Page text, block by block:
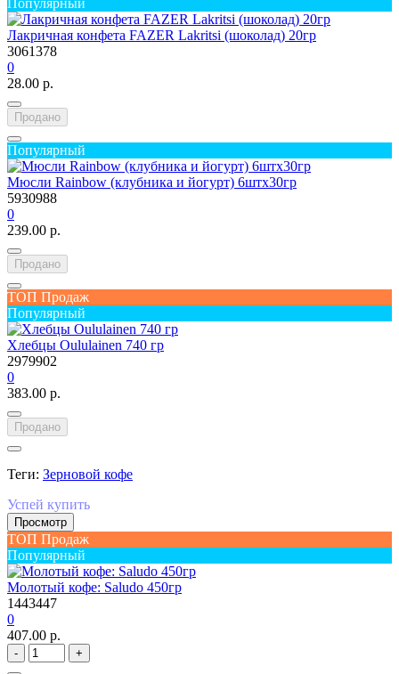
Лакричная конфета FAZER Lakritsi (шоколад) 20гр
3061378
0
28.00 р.
Продано
Популярный
Мюсли Rainbow (клубника и йогурт) 6штх30гр
5930988
0
239.00 р.
Продано
ТОП Продаж
Популярный
Хлебцы Oululainen 740 гр
2979902
0
383.00 р.
Продано
Теги: Зерновой кофе
Успей купить
Просмотр
ТОП Продаж
Популярный
Молотый кофе: Saludo 450гр
1443447
0
407.00 р.
- +